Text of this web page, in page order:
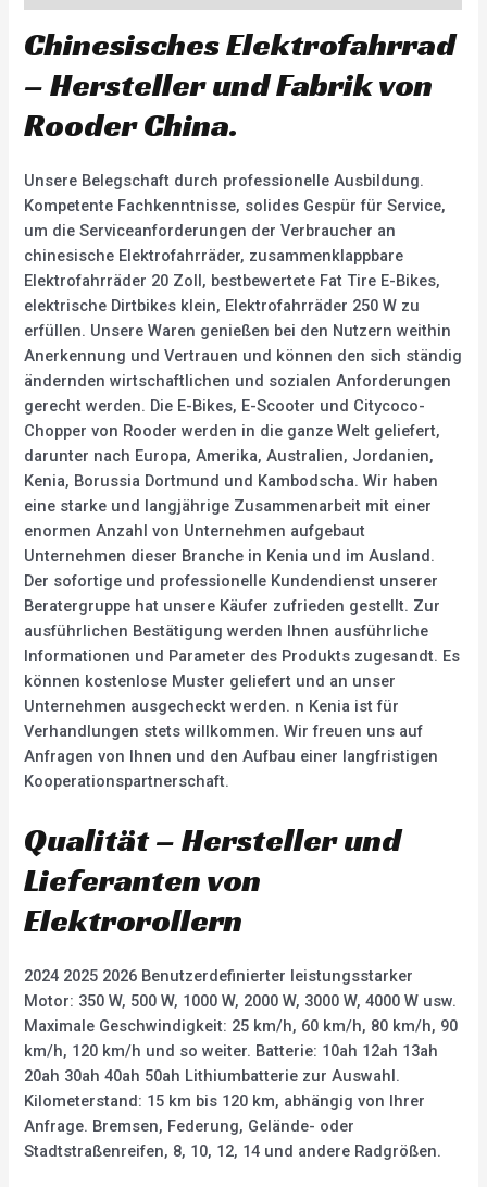
Chinesisches Elektrofahrrad
– Hersteller und Fabrik von
Rooder China.
Unsere Belegschaft durch professionelle Ausbildung.
Kompetente Fachkenntnisse, solides Gespür für Service,
um die Serviceanforderungen der Verbraucher an
chinesische Elektrofahrräder, zusammenklappbare
Elektrofahrräder 20 Zoll, bestbewertete Fat Tire E-Bikes,
elektrische Dirtbikes klein, Elektrofahrräder 250 W zu
erfüllen. Unsere Waren genießen bei den Nutzern weithin
Anerkennung und Vertrauen und können den sich ständig
ändernden wirtschaftlichen und sozialen Anforderungen
gerecht werden. Die E-Bikes, E-Scooter und Citycoco-
Chopper von Rooder werden in die ganze Welt geliefert,
darunter nach Europa, Amerika, Australien, Jordanien,
Kenia, Borussia Dortmund und Kambodscha. Wir haben
eine starke und langjährige Zusammenarbeit mit einer
enormen Anzahl von Unternehmen aufgebaut
Unternehmen dieser Branche in Kenia und im Ausland.
Der sofortige und professionelle Kundendienst unserer
Beratergruppe hat unsere Käufer zufrieden gestellt. Zur
ausführlichen Bestätigung werden Ihnen ausführliche
Informationen und Parameter des Produkts zugesandt. Es
können kostenlose Muster geliefert und an unser
Unternehmen ausgecheckt werden. n Kenia ist für
Verhandlungen stets willkommen. Wir freuen uns auf
Anfragen von Ihnen und den Aufbau einer langfristigen
Kooperationspartnerschaft.
Qualität – Hersteller und
Lieferanten von
Elektrorollern
2024 2025 2026 Benutzerdefinierter leistungsstarker
Motor: 350 W, 500 W, 1000 W, 2000 W, 3000 W, 4000 W usw.
Maximale Geschwindigkeit: 25 km/h, 60 km/h, 80 km/h, 90
km/h, 120 km/h und so weiter. Batterie: 10ah 12ah 13ah
20ah 30ah 40ah 50ah Lithiumbatterie zur Auswahl.
Kilometerstand: 15 km bis 120 km, abhängig von Ihrer
Anfrage. Bremsen, Federung, Gelände- oder
Stadtstraßenreifen, 8, 10, 12, 14 und andere Radgrößen.